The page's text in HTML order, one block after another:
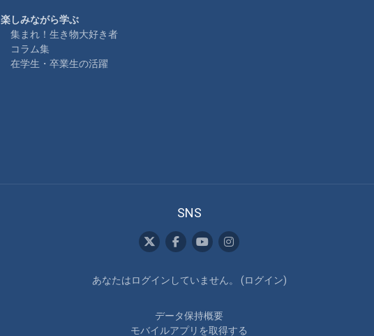
楽しみながら学ぶ
集まれ！生き物大好き者
コラム集
在学生・卒業生の活躍
SNS
あなたはログインしていません。 (ログイン)
データ保持概要
モバイルアプリを取得する